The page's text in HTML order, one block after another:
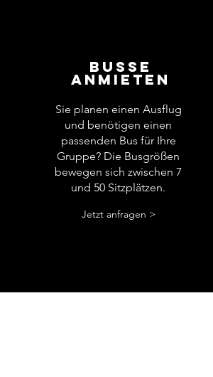
BUSSE
ANMIETEN
Sie planen einen Ausflug
und benötigen einen
passenden Bus für Ihre
Gruppe? Die Busgrößen
bewegen sich zwischen 7
und 50 Sitzplätzen.
Jetzt anfragen >